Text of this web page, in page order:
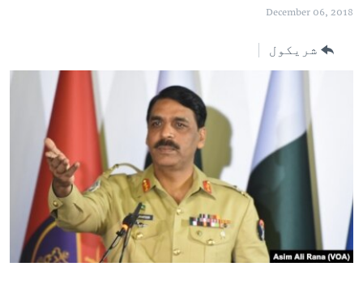
جُزیاتو
واوړئ
دلته
مخکې
بلوچستانټاکنې
امریکا
داعش او تندروي
دروغ ریښتیا
اداریه
Learning English
December 06, 2018
شریکول